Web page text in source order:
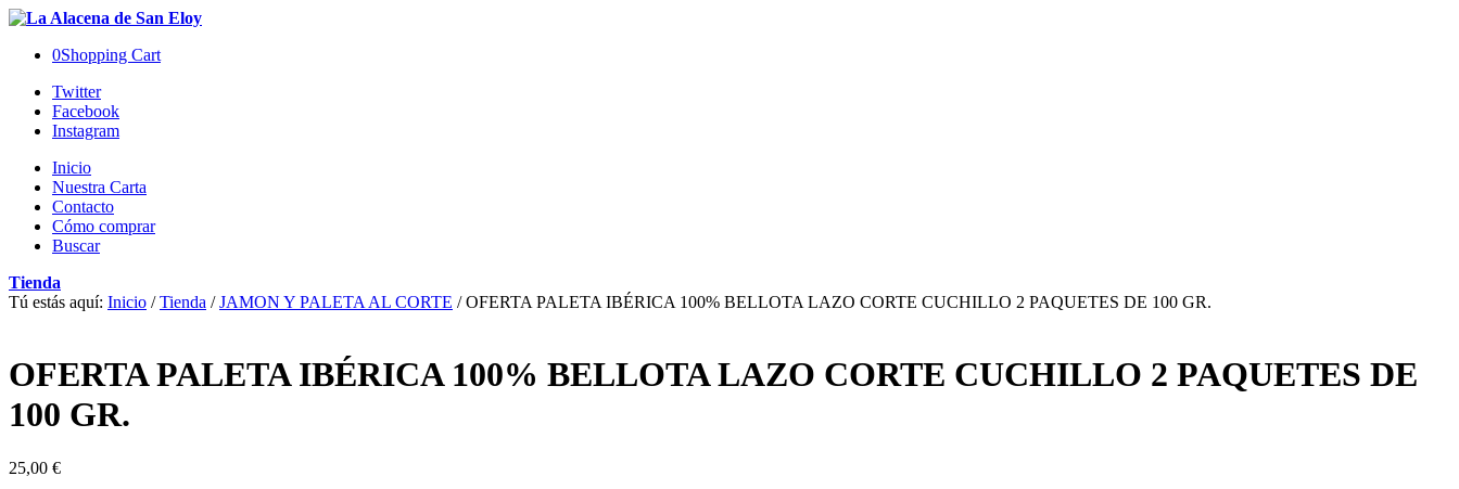
0Shopping Cart
Twitter
Facebook
Instagram
Inicio
Nuestra Carta
Contacto
Cómo comprar
Buscar
Tienda
Tú estás aquí: Inicio / Tienda / JAMON Y PALETA AL CORTE / OFERTA PALETA IBÉRICA 100% BELLOTA LAZO CORTE CUCHILLO 2 PAQUETES DE 100 GR.
OFERTA PALETA IBÉRICA 100% BELLOTA LAZO CORTE CUCHILLO 2 PAQUETES DE
100 GR.
25,00 €